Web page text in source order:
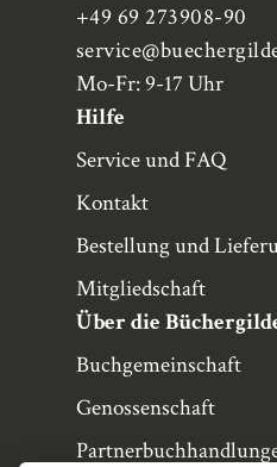
+49 69 273908-90
service
Mo-Fr: 9-17 Uhr
Hilfe
Service und FAQ
Kontakt
Bestellung und
Mitgliedschaft
Über die
Buchgemeinschaft
Genossenschaft